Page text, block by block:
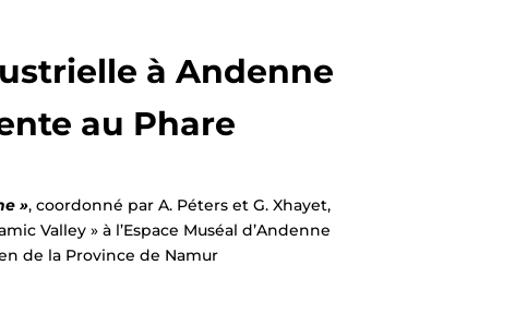
à Andenne
au Phare
», coordonné par A. Péters et G. Xhayet,
Valley » à l’Espace Muséal d’Andenne
de la Province de Namur